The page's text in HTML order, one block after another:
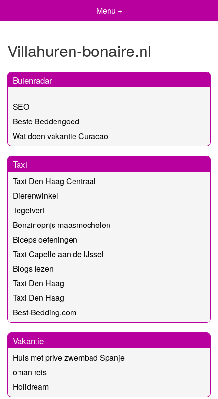
Menu +
Villahuren-bonaire.nl
Buienradar
SEO
Beste Beddengoed
Wat doen vakantie Curacao
Taxi
Taxi Den Haag Centraal
Dierenwinkel
Tegelverf
Benzineprijs maasmechelen
Biceps oefeningen
Taxi Capelle aan de IJssel
Blogs lezen
Taxi Den Haag
Taxi Den Haag
Best-Bedding.com
Vakantie
Huis met prive zwembad Spanje
oman reis
Holidream